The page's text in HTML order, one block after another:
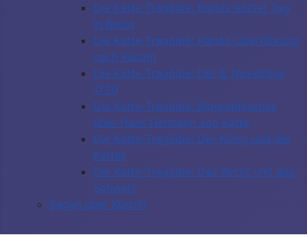
Die Katte-Tragödie: Kattes letzter Tag
in Berlin
Die Katte-Tragödie: Kattes Überführung
nach Küstrin
Die Katte-Tragödie: Der 6. November
1730
Die Katte-Tragödie: Biographisches
über Hans Hermann von Katte
Die Katte-Tragödie: Der König und die
Kattes
Die Katte-Tragödie: Das Recht und das
Schwert
Sagen über Küstrin